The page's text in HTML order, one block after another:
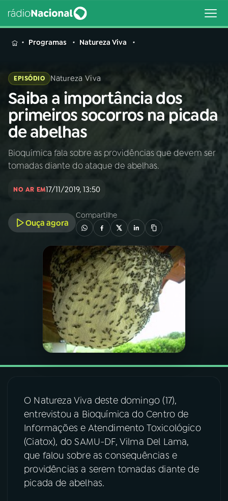
MENU
Buscar
na
Rádio
Nacional
Buscar
AO VIVO
INÍCIO
A RÁDIO
PROGRAMAÇÃO
PROGRAMAS
PODCASTS
VIDEOCASTS
FESTIVAL DE MÚSICA
ACOMPANHE A RÁDIO NACIONAL
Programas Natureza Viva
EPISÓDIO Natureza Viva
Saiba a importância dos
primeiros socorros na picada
de abelhas
Bioquímica fala sobre as providências que devem ser
tomadas diante do ataque de abelhas.
NO AR EM17/11/2019, 13:50
Ouça agora
Compartilhe
O Natureza Viva deste domingo (17),
entrevistou a Bioquímica do Centro de
Informações e Atendimento Toxicológico
(Ciatox), do SAMU-DF, Vilma Del Lama,
que falou sobre as consequências e
providências a serem tomadas diante de
picada de abelhas.